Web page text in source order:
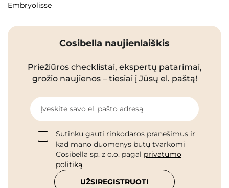
Embryolisse
Cosibella naujienlaiškis
Priežiūros checklistai, ekspertų patarimai,
grožio naujienos – tiesiai į Jūsų el. paštą!
Įveskite savo el. pašto adresą
Sutinku gauti rinkodaros pranešimus ir
kad mano duomenys būtų tvarkomi
Cosibella sp. z o.o. pagal privatumo
politiką.
UŽSIREGISTRUOTI